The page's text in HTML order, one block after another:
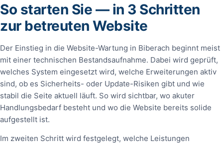
So starten Sie — in 3 Schritten
zur betreuten Website
Der Einstieg in die Website-Wartung in Biberach beginnt meist
mit einer technischen Bestandsaufnahme. Dabei wird geprüft,
welches System eingesetzt wird, welche Erweiterungen aktiv
sind, ob es Sicherheits- oder Update-Risiken gibt und wie
stabil die Seite aktuell läuft. So wird sichtbar, wo akuter
Handlungsbedarf besteht und wo die Website bereits solide
aufgestellt ist.
Im zweiten Schritt wird festgelegt, welche Leistungen